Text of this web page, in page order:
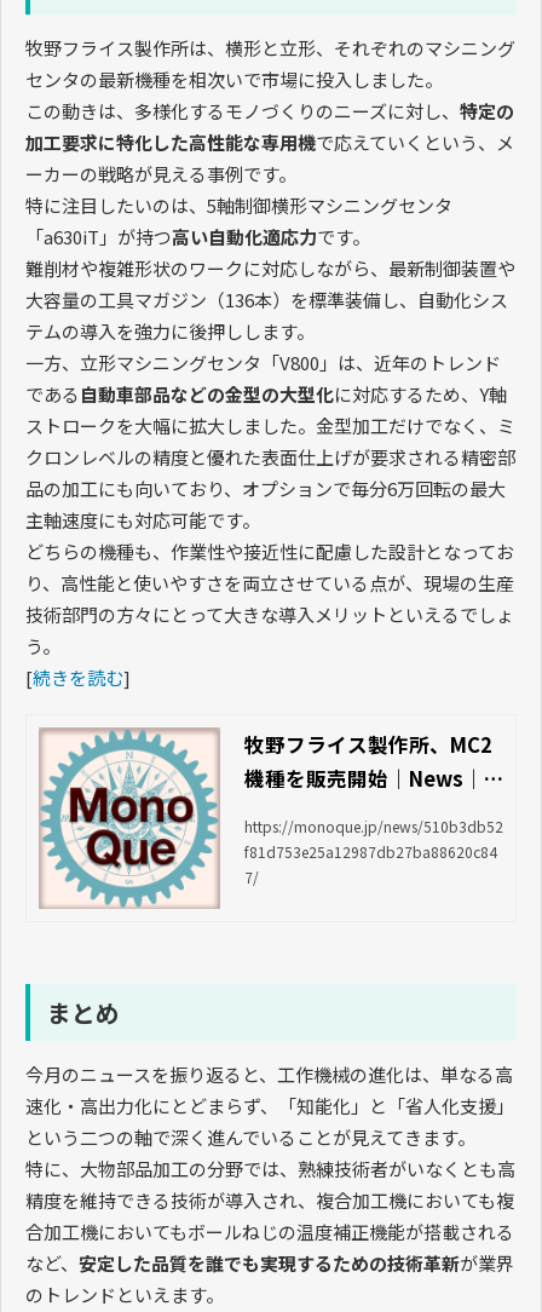
牧野フライス製作所は、横形と立形、それぞれのマシニング
センタの最新機種を相次いで市場に投入しました。
この動きは、多様化するモノづくりのニーズに対し、 特定の
加工要求に特化した高性能な専用機で応えていくという、メ
ーカーの戦略が見える事例です。
特に注目したいのは、5軸制御横形マシニングセンタ
「a630iT」が持つ高い自動化適応力です。
難削材や複雑形状のワークに対応しながら、最新制御装置や
大容量の工具マガジン（136本）を標準装備し、自動化シス
テムの導入を強力に後押しします。
一方、立形マシニングセンタ「V800」は、近年のトレンド
である 自動車部品などの金型の大型化に対応するため、Y軸
ストロークを大幅に拡大しました。金型加工だけでなく、ミ
クロンレベルの精度と優れた表面仕上げが要求される精密部
品の加工にも向いており、オプションで毎分6万回転の最大
主軸速度にも対応可能です。
どちらの機種も、作業性や接近性に配慮した設計となってお
り、高性能と使いやすさを両立させている点が、現場の生産
技術部門の方々にとって大きな導入メリットといえるでしょ
う。
[続きを読む]
牧野フライス製作所、MC2
機種を販売開始｜News｜M
https://monoque.jp/news/510b3db52
f81d753e25a12987db27ba88620c84
7/
まとめ
今月のニュースを振り返ると、工作機械の進化は、単なる高
速化・高出力化にとどまらず、「知能化」と「省人化支援」
という二つの軸で深く進んでいることが見えてきます。
特に、大物部品加工の分野では、熟練技術者がいなくとも高
精度を維持できる技術が導入され、複合加工機においても複
合加工機においてもボールねじの温度補正機能が搭載される
など、 安定した品質を誰でも実現するための技術革新が業界
のトレンドといえます。